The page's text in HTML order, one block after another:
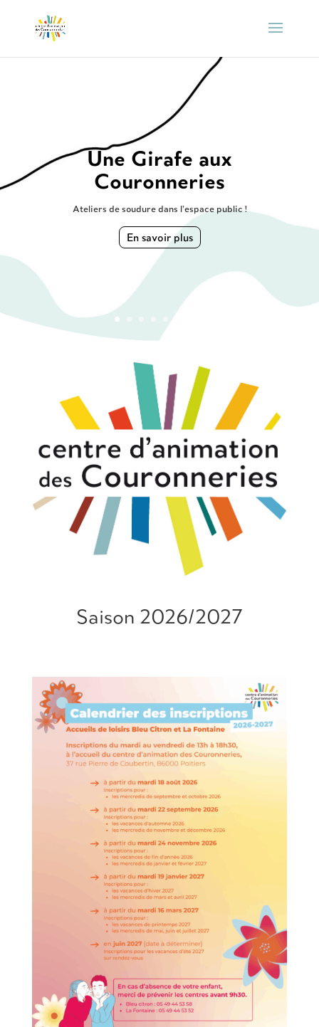
Une Girafe aux
Couronneries
Ateliers de soudure dans l’espace public !
En savoir plus
Saison 2026/2027